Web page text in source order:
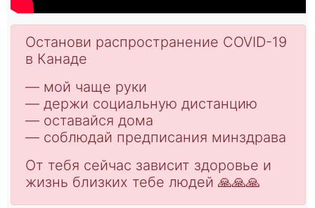
Останoви распространение COVID-19
в Канаде
— мой чаще руки
— держи социальную дистанцию
— оставайся дома
— соблюдай предписания минздрава
От тебя сейчас зависит здоровье и
жизнь близких тебе людей 🙏🙏🙏